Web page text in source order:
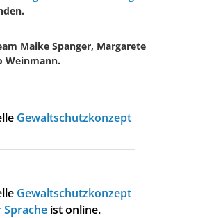
Maike Spanger, Margarete
Weinmann.
Gewaltschutzkonzept
Gewaltschutzkonzept
Spracheist online.